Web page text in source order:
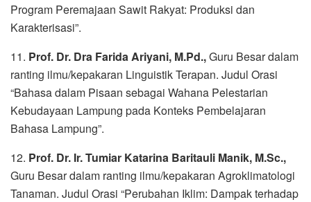
Program Peremajaan Sawit Rakyat: Produksi dan
Karakterisasi”.
11. Prof. Dr. Dra Farida Ariyani, M.Pd.,Guru Besar dalam
ranting ilmu/kepakaran Linguistik Terapan. Judul Orasi
“Bahasa dalam Pisaan sebagai Wahana Pelestarian
Kebudayaan Lampung pada Konteks Pembelajaran
Bahasa Lampung”.
12. Prof. Dr. Ir. Tumiar Katarina Baritauli Manik, M.Sc.,
Guru Besar dalam ranting ilmu/kepakaran Agroklimatologi
Tanaman. Judul Orasi “Perubahan Iklim: Dampak terhadap